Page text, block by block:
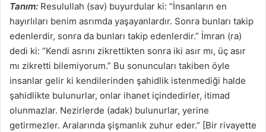
Tanım: Resulullah (sav) buyurdular ki: “İnsanların en
hayırlıları benim asrımda yaşayanlardır. Sonra bunları takip
edenlerdir, sonra da bunları takip edenlerdir.” İmran (ra)
dedi ki: “Kendi asrını zikrettikten sonra iki asır mı, üç asır
mı zikretti bilemiyorum.” Bu sonuncuları takiben öyle
insanlar gelir ki kendilerinden şahidlik istenmediği halde
şahidlikte bulunurlar, onlar ihanet içindedirler, itimad
olunmazlar. Nezirlerde (adak) bulunurlar, yerine
getirmezler. Aralarında şişmanlık zuhur eder.” [Bir rivayette